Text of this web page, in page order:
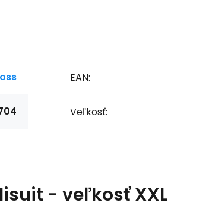
EAN:
Veľkosť:
- veľkosť XXL